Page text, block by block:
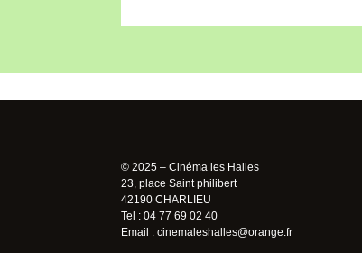
© 2025 – Cinéma les Halles
23, place Saint philibert
42190 CHARLIEU
Tel : 04 77 69 02 40
Email :cinemaleshalles@orange.fr